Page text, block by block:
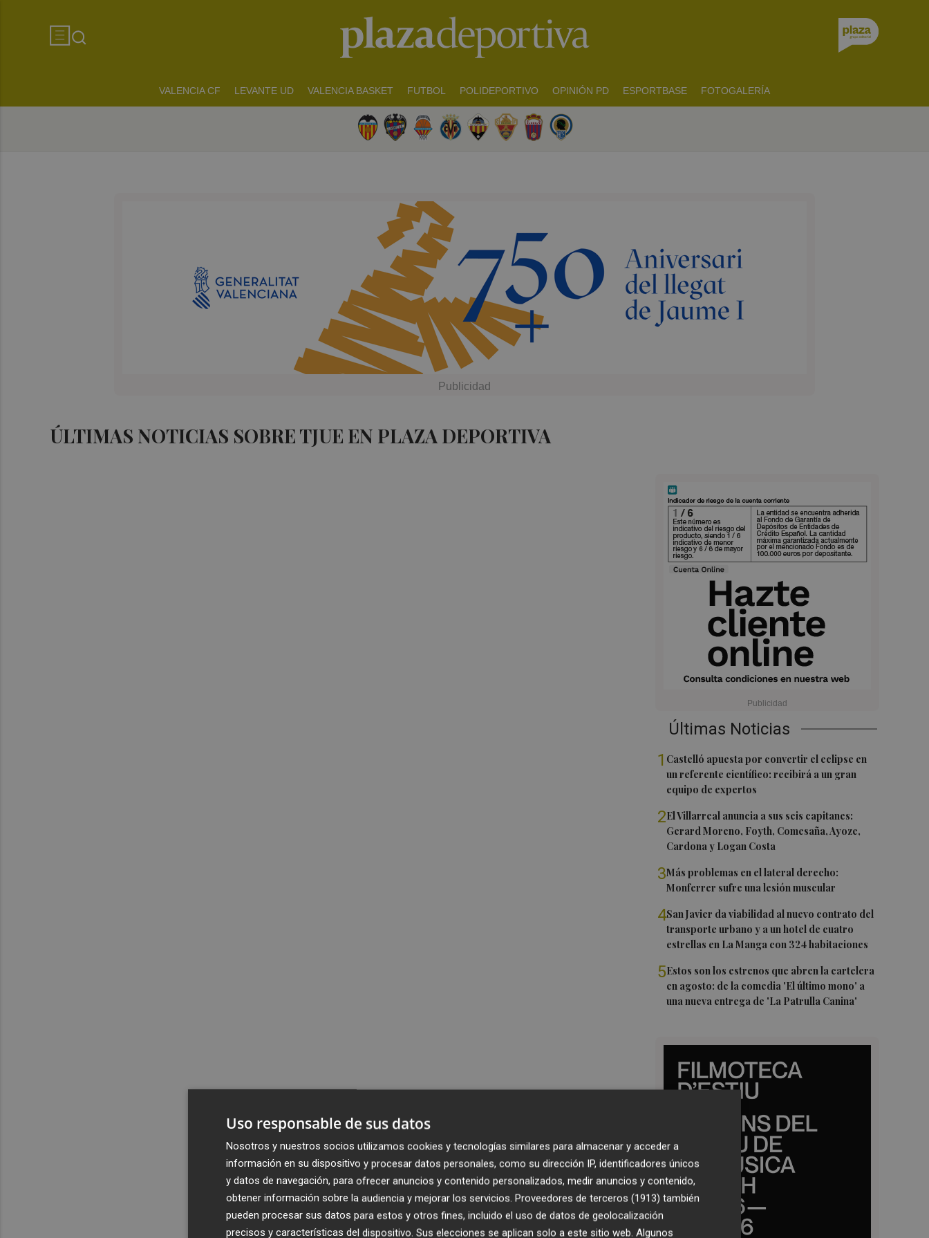
VALENCIA CF LEVANTE UD VALENCIA BASKET FUTBOL POLIDEPORTIVO OPINIÓN PD ESPORTBASE FOTOGALERÍA
ÚLTIMAS NOTICIAS SOBRE TJUE EN PLAZA DEPORTIVA
Últimas Noticias
1 Castelló apuesta por convertir el eclipse en
un referente científico: recibirá a un gran
equipo de expertos
2El Villarreal anuncia a sus seis capitanes:
Gerard Moreno, Foyth, Comesaña, Ayoze,
Cardona y Logan Costa
3Más problemas en el lateral derecho:
Monferrer sufre una lesión muscular
4San Javier da viabilidad al nuevo contrato del
transporte urbano y a un hotel de cuatro
estrellas en La Manga con 324 habitaciones
5Estos son los estrenos que abren la cartelera
en agosto: de la comedia 'El último mono' a
una nueva entrega de 'La Patrulla Canina'
Uso responsable de sus datos
Nosotros y nuestros socios utilizamos cookies y tecnologías similares para almacenar y acceder a
información en su dispositivo y procesar datos personales, como su dirección IP, identificadores únicos
y datos de navegación, para ofrecer anuncios y contenido personalizados, medir anuncios y contenido,
obtener información sobre la audiencia y mejorar los servicios. Proveedores de terceros (1913) también
pueden procesar sus datos para estos y otros fines, incluido el uso de datos de geolocalización
precisos y características del dispositivo. Sus elecciones se aplican solo a este sitio web. Algunos